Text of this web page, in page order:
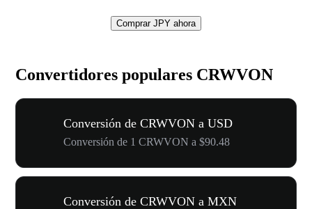
Comprar JPY ahora
Convertidores populares CRWVON
Conversión de CRWVON a USD
Conversión de 1 CRWVON a $90.48
Conversión de CRWVON a MXN